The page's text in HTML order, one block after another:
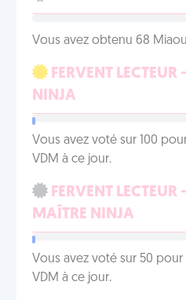
Vous avez obtenu 68
FERVENT
NINJA
Vous avez voté sur 100
VDM à ce jour.
FERVENT
MAÎTRE NINJA
Vous avez voté sur 50
VDM à ce jour.